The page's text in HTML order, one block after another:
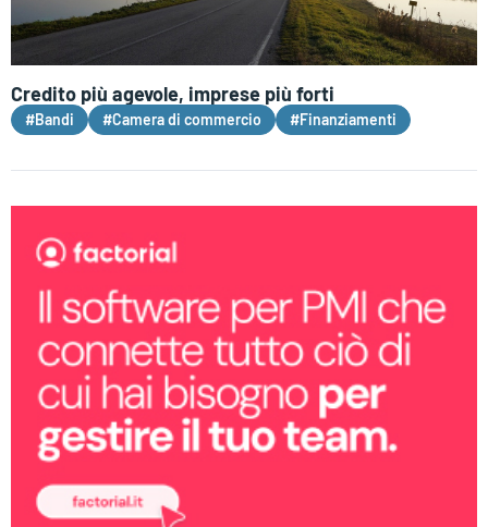
Credito più agevole, imprese più forti
#Bandi #Camera di commercio #Finanziamenti